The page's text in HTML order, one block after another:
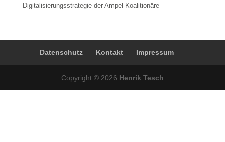
Digitalisierungsstrategie der Ampel-Koalitionäre
Datenschutz Kontakt Impressum
Copyright © 2026 Henrik Tesch